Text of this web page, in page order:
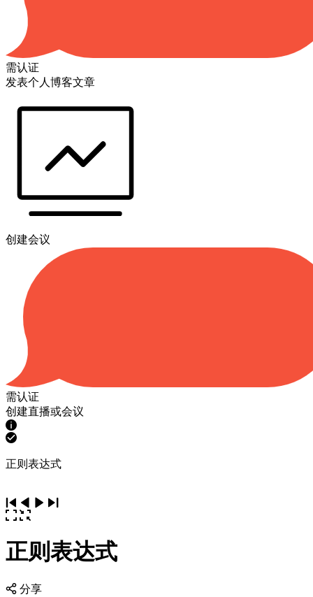
需认证
发表个人博客文章
创建会议
需认证
创建直播或会议
正则表达式
正则表达式
分享